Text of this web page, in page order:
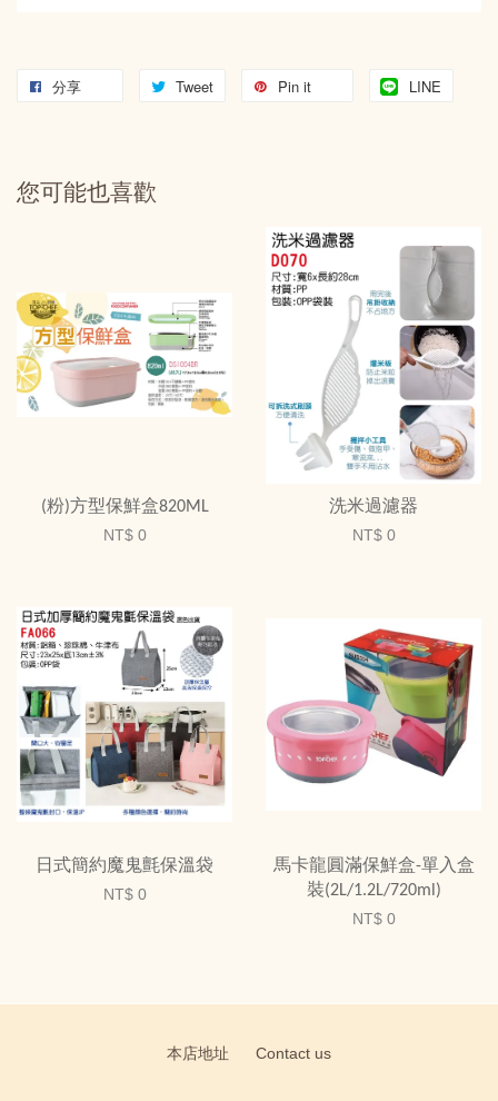
分享 Tweet Pin it LINE
您可能也喜歡
(粉)方型保鮮盒820ML
NT$ 0
洗米過濾器
NT$ 0
日式簡約魔鬼氈保溫袋
NT$ 0
馬卡龍圓滿保鮮盒-單入盒
裝(2L/1.2L/720ml)
NT$ 0
本店地址 Contact us